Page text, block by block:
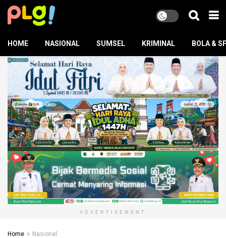
HOME NASIONAL SUMSEL KRIMINAL BOLA &
ADVERTISEMENT
Home Nasional